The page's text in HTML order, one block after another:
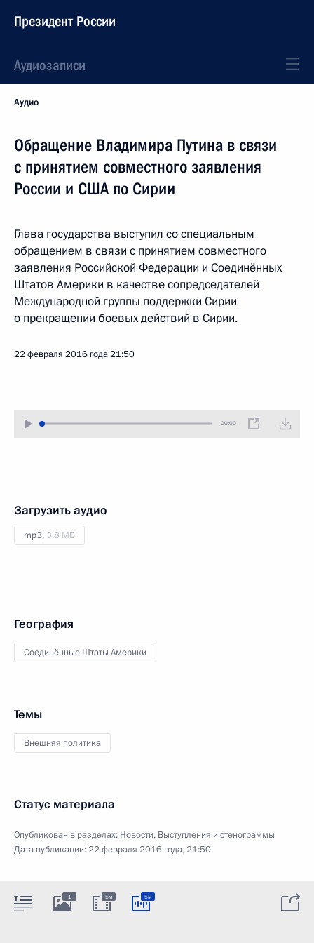
Президент России
Аудиозаписи
Аудио
Обращение Владимира Путина в связи
с принятием совместного заявления
России и США по Сирии
Глава государства выступил со специальным
обращением в связи с принятием совместного
заявления Российской Федерации и Соединённых
Штатов Америки в качестве сопредседателей
Международной группы поддержки Сирии
о прекращении боевых действий в Сирии.
22 февраля 2016 года21:50
00:00
Загрузить аудио
mp3, 3.8 МБ
География
Соединённые Штаты Америки
Темы
Внешняя политика
Статус материала
Опубликован в разделах: Новости, Выступления и стенограммы
Дата публикации:22 февраля 2016 года, 21:50
1 5м 5м